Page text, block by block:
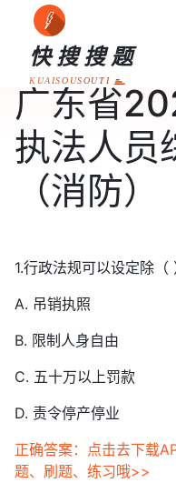
快搜搜题
KUAISOUSOUTI
广东省
执法人员
（消防）
1.行政法规可以设定除（
A. 吊销执照
B. 限制人身自由
C. 五十万以上罚款
D. 责令停产停业
正确答案：点击去下载
题、刷题、练习哦>>